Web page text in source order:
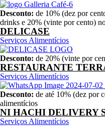
Desconto: de 10% (dez por
drinks e 20% (vinte por cento)
DELICASE
Serviços Alimentícios
Desconto: de 20% (vinte por
RESTAURANTE
Serviços Alimentícios
Desconto: de até 10% (dez por
alimentícios
NI HACHI DELIVERY
Serviços Alimentícios